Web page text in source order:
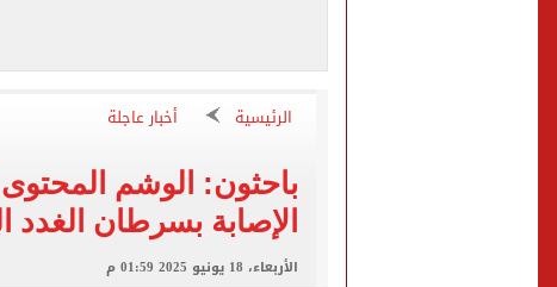
انطلاق مباراة مصر وإسبانيا
الزمالك يبلغ 4 لاعبين بعدم التواجد مع الفريق الأول بالموسم الجديد
الاتحاد التركي يمنح
برشلونة يطرح تذاكر مواجهة
الرئيسية أخبار عاجلة
باحثون: الوشم
الإصابة بسرطان الغدد
الأربعاء، 18 يونيو 2025 01:59 م